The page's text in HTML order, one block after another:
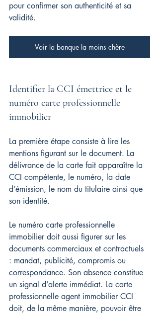
pour confirmer son authenticité et sa
validité.
Voir la banque la moins chère
Identifier la CCI émettrice et le
numéro carte professionnelle
immobilier
La première étape consiste à lire les
mentions figurant sur le document. La
délivrance de la carte fait apparaître la
CCI compétente, le numéro, la date
d’émission, le nom du titulaire ainsi que
son identité.
Le numéro carte professionnelle
immobilier doit aussi figurer sur les
documents commerciaux et contractuels
: mandat, publicité, compromis ou
correspondance. Son absence constitue
un signal d’alerte immédiat. La carte
professionnelle agent immobilier CCI
doit, de la même manière, pouvoir être